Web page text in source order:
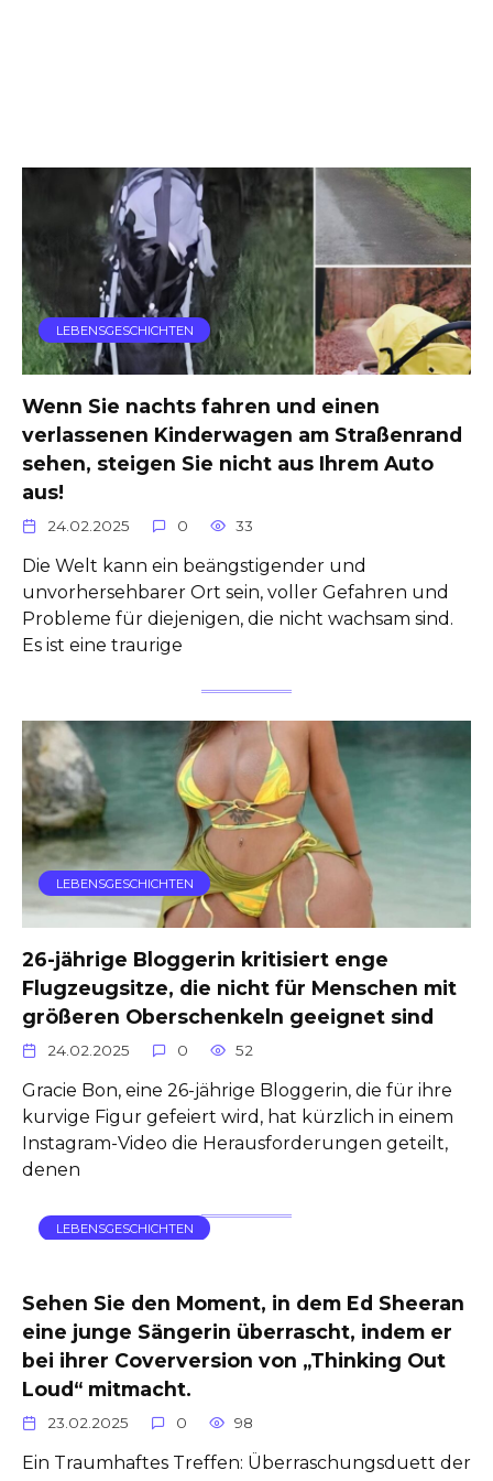
LEBENSGESCHICHTEN
Wenn Sie nachts fahren und einen
verlassenen Kinderwagen am Straßenrand
sehen, steigen Sie nicht aus Ihrem Auto
aus!
24.02.2025 0 33
Die Welt kann ein beängstigender und
unvorhersehbarer Ort sein, voller Gefahren und
Probleme für diejenigen, die nicht wachsam sind.
Es ist eine traurige
LEBENSGESCHICHTEN
26-jährige Bloggerin kritisiert enge
Flugzeugsitze, die nicht für Menschen mit
größeren Oberschenkeln geeignet sind
24.02.2025 0 52
Gracie Bon, eine 26-jährige Bloggerin, die für ihre
kurvige Figur gefeiert wird, hat kürzlich in einem
Instagram-Video die Herausforderungen geteilt,
denen
LEBENSGESCHICHTEN
Sehen Sie den Moment, in dem Ed Sheeran
eine junge Sängerin überrascht, indem er
bei ihrer Coverversion von „Thinking Out
Loud“ mitmacht.
23.02.2025 0 98
Ein Traumhaftes Treffen: Überraschungsduett der